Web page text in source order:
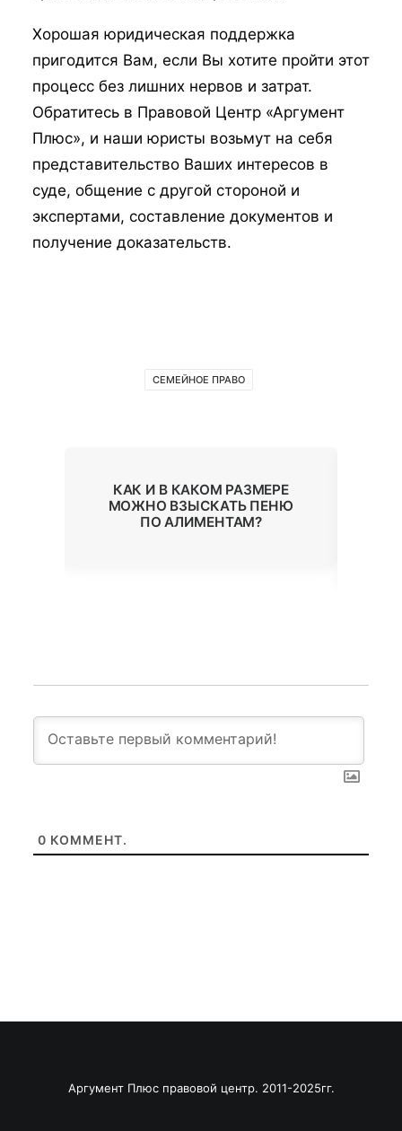
Хорошая юридическая поддержка
пригодится Вам, если Вы хотите пройти этот
процесс без лишних нервов и затрат.
Обратитесь в Правовой Центр «Аргумент
Плюс», и наши юристы возьмут на себя
представительство Ваших интересов в
суде, общение с другой стороной и
экспертами, составление документов и
получение доказательств.
СЕМЕЙНОЕ ПРАВО
КАК И В КАКОМ РАЗМЕРЕ
МОЖНО ВЗЫСКАТЬ ПЕНЮ
ПО АЛИМЕНТАМ?
0 КОММЕНТ.
Аргумент Плюс правовой центр. 2011-2025гг.